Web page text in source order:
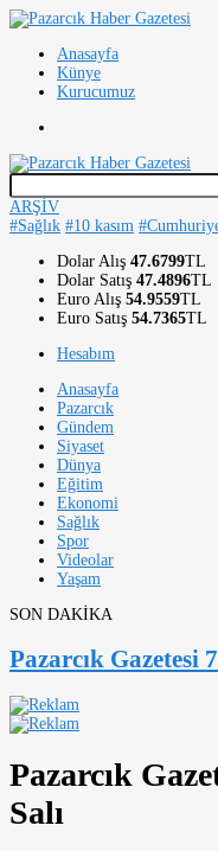
Anasayfa
Künye
Kurucumuz
ARŞİV
#Sağlık #10 kasım
Dolar Alış 47.6799TL
Dolar Satış 47.4896TL
Euro Alış 54.9559TL
Euro Satış 54.7365TL
Hesabım
Anasayfa
Pazarcık
Gündem
Siyaset
Dünya
Eğitim
Ekonomi
Sağlık
Spor
Videolar
Yaşam
SON DAKİKA
Pazarcık Gazetesi
Pazarcık
Salı